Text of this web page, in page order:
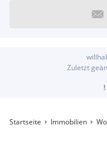
Zuletzt
!
Startseite Immobilien